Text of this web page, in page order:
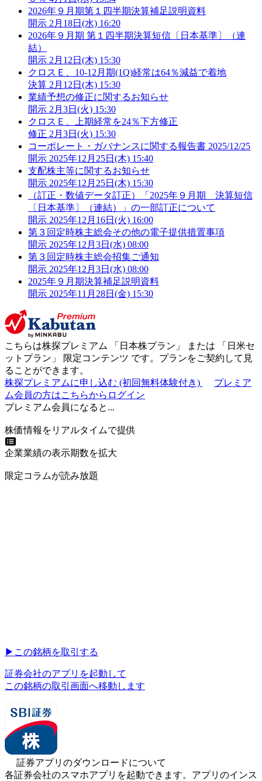
2026年９月期第１四半期決算補足説明資料
開示 2月18日(水) 16:20
2026年９月期 第１四半期決算短信〔日本基準〕（連
結）
開示 2月12日(木) 15:30
クロスＥ、10-12月期(1Q)経常は64％減益で着地
決算 2月12日(木) 15:30
業績予想の修正に関するお知らせ
開示 2月3日(火) 15:30
クロスＥ、上期経常を24％下方修正
修正 2月3日(火) 15:30
コーポレート・ガバナンスに関する報告書 2025/12/25
開示 2025年12月25日(木) 15:40
支配株主等に関するお知らせ
開示 2025年12月25日(木) 15:30
（訂正・数値データ訂正）「2025年９月期 決算短信
〔日本基準〕（連結）」の一部訂正について
開示 2025年12月16日(火) 16:00
第３回定時株主総会その他の電子提供措置事項
開示 2025年12月3日(水) 08:00
第３回定時株主総会招集ご通知
開示 2025年12月3日(水) 08:00
2025年９月期決算補足説明資料
開示 2025年11月28日(金) 15:30
こちらは株探プレミアム 「 日本株プラン 」 または 「 日米セ
ットプラン 」 限定コンテンツ です。プランをご契約して見
ることができます。
株探プレミアムに申し込む (初回無料体験付き)
プレミア
ム会員の方はこちらからログイン
プレミアム会員になると...
株価情報をリアルタイムで提供
企業業績の表示期数を拡大
限定コラムが読み放題
▶︎ この銘柄を取引する
証券会社のアプリを起動して
この銘柄の取引画面へ移動します
証券アプリのダウンロードについて
各証券会社のスマホアプリを起動できます。アプリのインス